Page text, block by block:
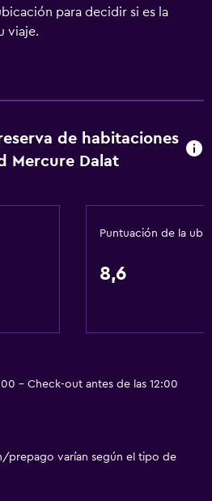
para decidir si es la
viaje.
de habitaciones
Mercure Dalat
Puntuación de la
8,6
- Check-out antes de las 12:00
prepago varían según el tipo de